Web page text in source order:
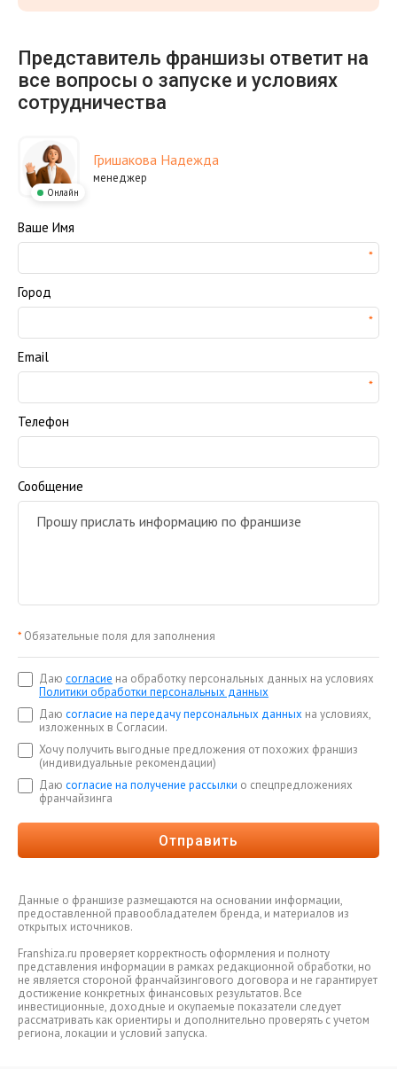
Представитель франшизы ответит на
все вопросы о запуске и условиях
сотрудничества
Онлайн
Гришакова Надежда
менеджер
Ваше Имя
Город
Email
Телефон
Сообщение
* Обязательные поля для заполнения
Даю согласие на обработку персональных данных на условиях
Политики обработки персональных данных
Даю согласие на передачу персональных данных на условиях,
изложенных в Согласии.
Хочу получить выгодные предложения от похожих франшиз
(индивидуальные рекомендации)
Даю согласие на получение рассылки о спецпредложениях
франчайзинга
Отправить
Данные о франшизе размещаются на основании информации,
предоставленной правообладателем бренда, и материалов из
открытых источников.
Franshiza.ru проверяет корректность оформления и полноту
представления информации в рамках редакционной обработки, но
не является стороной франчайзингового договора и не гарантирует
достижение конкретных финансовых результатов. Все
инвестиционные, доходные и окупаемые показатели следует
рассматривать как ориентиры и дополнительно проверять с учетом
региона, локации и условий запуска.